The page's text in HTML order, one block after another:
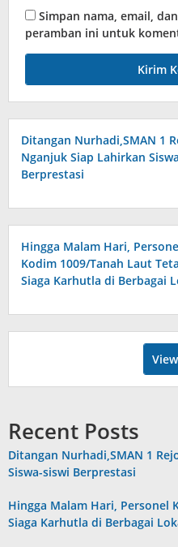
Simpan nama, email,
peramban ini untuk
Ditangan Nurhadi,SMAN 1
Nganjuk Siap Lahirkan
Berprestasi
Hingga Malam Hari,
Kodim 1009/Tanah Laut
Siaga Karhutla di Berbagai
Recent Posts
Ditangan Nurhadi,SMAN 1
Siswa-siswi Berprestasi
Hingga Malam Hari, Personel
Siaga Karhutla di Berbagai